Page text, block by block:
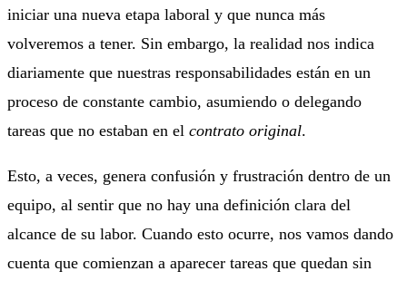
iniciar una nueva etapa laboral y que nunca más
volveremos a tener. Sin embargo, la realidad nos indica
diariamente que nuestras responsabilidades están en un
proceso de constante cambio, asumiendo o delegando
tareas que no estaban en el contrato original.
Esto, a veces, genera confusión y frustración dentro de un
equipo, al sentir que no hay una definición clara del
alcance de su labor. Cuando esto ocurre, nos vamos dando
cuenta que comienzan a aparecer tareas que quedan sin